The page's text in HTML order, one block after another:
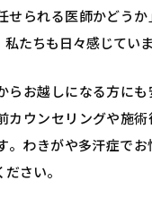
せられる医師かどう
たちも日々感じていま
らお越しになる方に
カウンセリングや施
。わきがや多汗症で
さい。